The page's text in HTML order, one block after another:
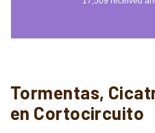
Tormentas,
en Cortocircuito